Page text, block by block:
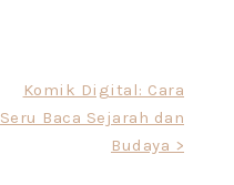
Komik Digital: Cara
Seru Baca Sejarah dan
Budaya >